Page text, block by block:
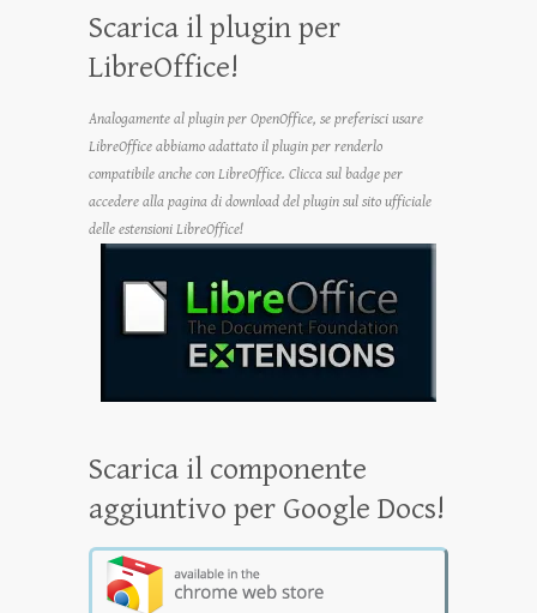
Scarica il plugin per
LibreOffice!
Analogamente al plugin per OpenOffice, se preferisci usare
LibreOffice abbiamo adattato il plugin per renderlo
compatibile anche con LibreOffice. Clicca sul badge per
accedere alla pagina di download del plugin sul sito ufficiale
delle estensioni LibreOffice!
Scarica il componente
aggiuntivo per Google Docs!